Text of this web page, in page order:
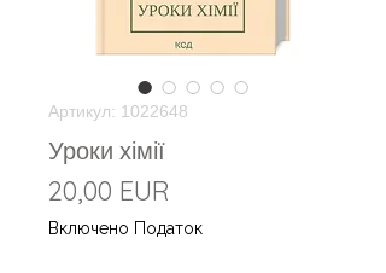
Артикул: 1022648
Уроки хімії
20,00 EUR
Включено Податок